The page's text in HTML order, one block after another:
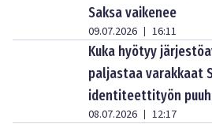
Saksa vaikenee
09.07.2026 | 16:11
Kuka hyötyy
paljastaa varakkaat
identiteettityön
08.07.2026 | 12:17